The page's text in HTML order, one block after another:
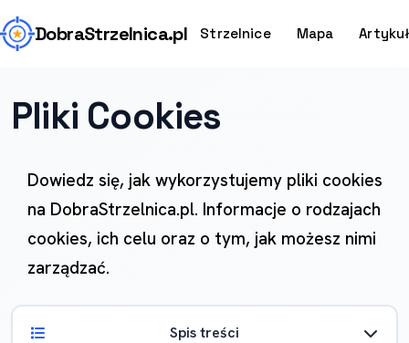
DobraStrzelnica.pl Strzelnice Mapa
Pliki Cookies
Dowiedz się, jak wykorzystujemy pliki cookies
na DobraStrzelnica.pl. Informacje o rodzajach
cookies, ich celu oraz o tym, jak możesz nimi
zarządzać.
Spis treści